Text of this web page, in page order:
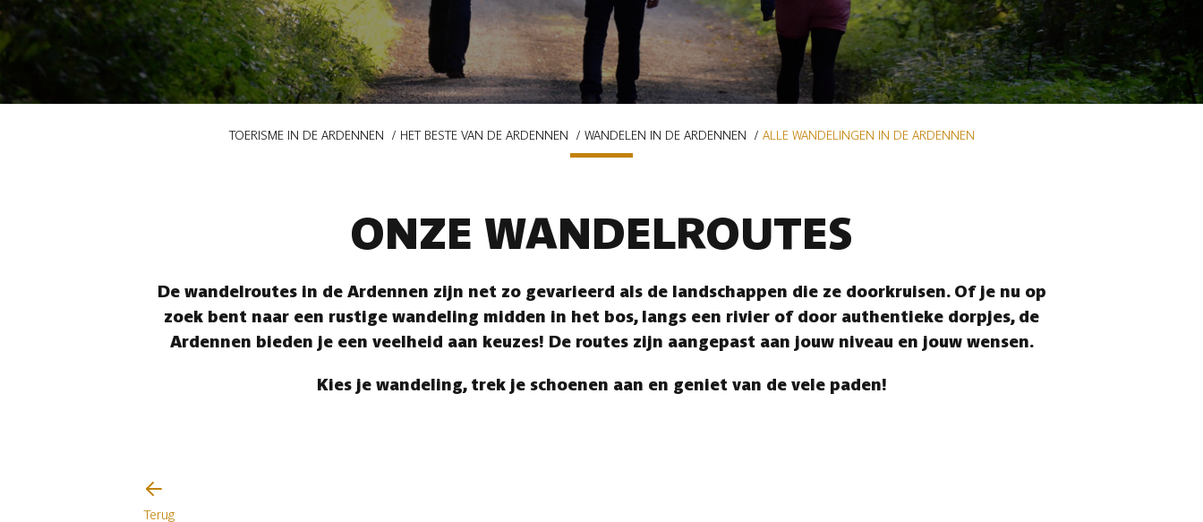
TOERISME IN DE ARDENNEN HET BESTE VAN DE ARDENNEN WANDELEN IN DE ARDENNEN ALLE WANDELINGEN IN DE ARDENNEN
ONZE WANDELROUTES
De wandelroutes in de Ardennen zijn net zo gevarieerd als de landschappen die ze doorkruisen. Of je nu op
zoek bent naar een rustige wandeling midden in het bos, langs een rivier of door authentieke dorpjes, de
Ardennen bieden je een veelheid aan keuzes! De routes zijn aangepast aan jouw niveau en jouw wensen.
Kies je wandeling, trek je schoenen aan en geniet van de vele paden!
Terug